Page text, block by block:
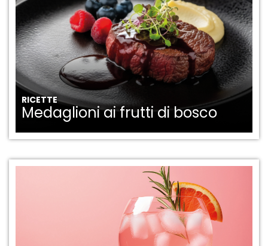
RICETTE
Medaglioni ai frutti di bosco